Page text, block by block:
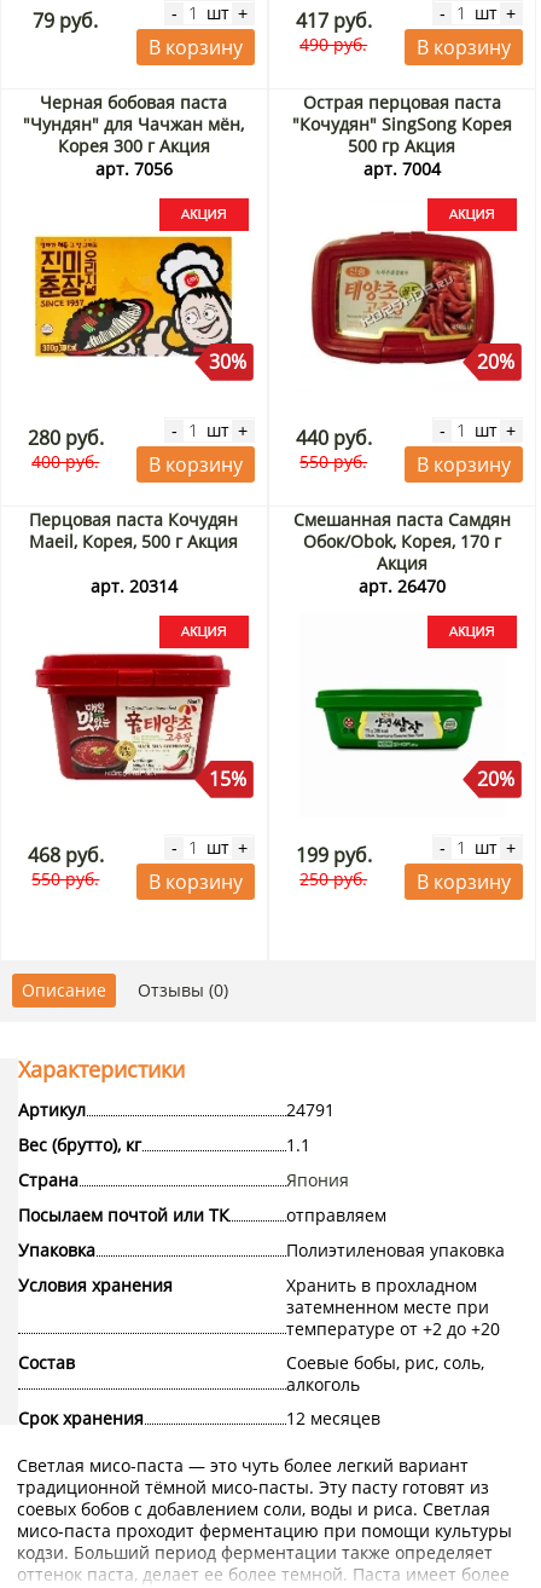
79 руб. - шт +
В корзину
417 руб.
490 руб.
- шт +
В корзину
Черная бобовая паста
"Чундян" для Чачжан мён,
Корея 300 г Акция
арт. 7056
30%
280 руб.
400 руб.
- шт +
В корзину
Острая перцовая паста
"Кочудян" SingSong Корея
500 гр Акция
арт. 7004
20%
440 руб.
550 руб.
- шт +
В корзину
Перцовая паста Кочудян
Maeil, Корея, 500 г Акция
арт. 20314
15%
468 руб.
550 руб.
- шт +
В корзину
Смешанная паста Самдян
Обок/Obok, Корея, 170 г
Акция
арт. 26470
20%
199 руб.
250 руб.
- шт +
В корзину
Описание Отзывы (0)
Характеристики
Артикул
24791
Вес (брутто), кг
1.1
Страна
Япония
Посылаем почтой или ТК
отправляем
Упаковка
Полиэтиленовая упаковка
Условия хранения
Хранить в прохладном
затемненном месте при
температуре от +2 до +20
Состав
Соевые бобы, рис, соль,
алкоголь
Срок хранения
12 месяцев
Светлая мисо-паста — это чуть более легкий вариант
традиционной тёмной мисо-пасты. Эту пасту готовят из
соевых бобов с добавлением соли, воды и риса. Светлая
мисо-паста проходит ферментацию при помощи культуры
кодзи. Больший период ферментации также определяет
оттенок паста, делает ее более темной. Паста имеет более